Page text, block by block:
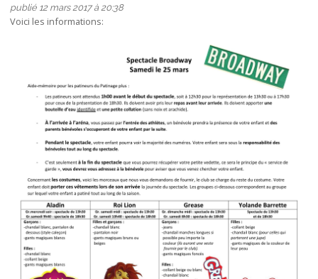
publié 12 mars 2017 à 20:38
Voici les informations: